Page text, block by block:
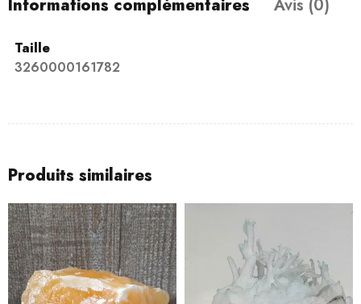
Informations complémentaires Avis (0)
Taille
3260000161782
Produits similaires